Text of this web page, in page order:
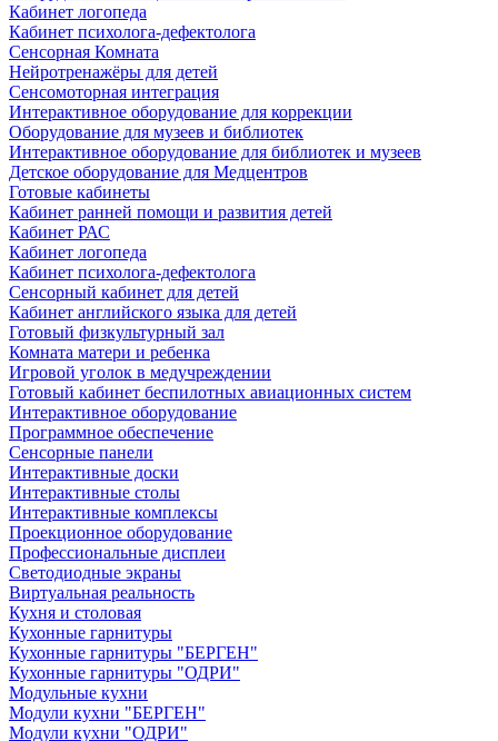
Кабинет логопеда
Кабинет психолога-дефектолога
Сенсорная Комната
Нейротренажёры для детей
Сенсомоторная интеграция
Интерактивное оборудование для коррекции
Оборудование для музеев и библиотек
Интерактивное оборудование для библиотек и музеев
Детское оборудование для Медцентров
Готовые кабинеты
Кабинет ранней помощи и развития детей
Кабинет РАС
Кабинет логопеда
Кабинет психолога-дефектолога
Сенсорный кабинет для детей
Кабинет английского языка для детей
Готовый физкультурный зал
Комната матери и ребенка
Игровой уголок в медучреждении
Готовый кабинет беспилотных авиационных систем
Интерактивное оборудование
Программное обеспечение
Сенсорные панели
Интерактивные доски
Интерактивные столы
Интерактивные комплексы
Проекционное оборудование
Профессиональные дисплеи
Светодиодные экраны
Виртуальная реальность
Кухня и столовая
Кухонные гарнитуры
Кухонные гарнитуры "БЕРГЕН"
Кухонные гарнитуры "ОДРИ"
Модульные кухни
Модули кухни "БЕРГЕН"
Модули кухни "ОДРИ"